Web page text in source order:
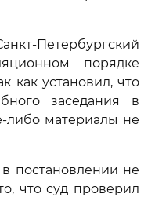
Петербургский
порядке
как установил, что
заседания в
либо материалы не
постановлении не
что суд проверил